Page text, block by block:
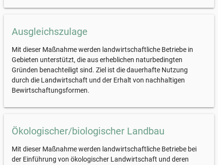
Ausgleichszulage
Mit dieser Maßnahme werden landwirtschaftliche Betriebe in
Gebieten unterstützt, die aus erheblichen naturbedingten
Gründen benachteiligt sind. Ziel ist die dauerhafte Nutzung
durch die Landwirtschaft und der Erhalt von nachhaltigen
Bewirtschaftungsformen.
Ökologischer/biologischer Landbau
Mit dieser Maßnahme werden landwirtschaftliche Betriebe bei
der Einführung von ökologischer Landwirtschaft und deren